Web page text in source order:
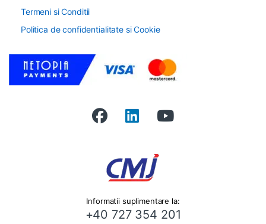
Termeni si Conditii
Politica de confidentialitate si Cookie
Informatii suplimentare la:
+40 727 354 201